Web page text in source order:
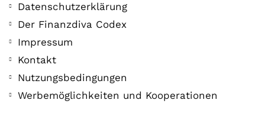
Datenschutzerklärung
Der Finanzdiva Codex
Impressum
Kontakt
Nutzungsbedingungen
Werbemöglichkeiten und Kooperationen